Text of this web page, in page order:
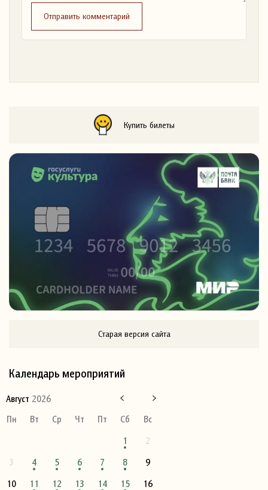
Отправить комментарий
Купить билеты
Старая версия сайта
Календарь мероприятий
Август 2026
Пн
Вт Ср Чт Пт Сб
Вс
1
2
3
4 5 6 7 8
9
10
11 12 13 14 15
16